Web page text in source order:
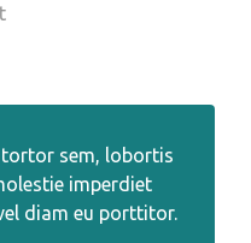
sem, lobortis
imperdiet
diam eu porttitor.